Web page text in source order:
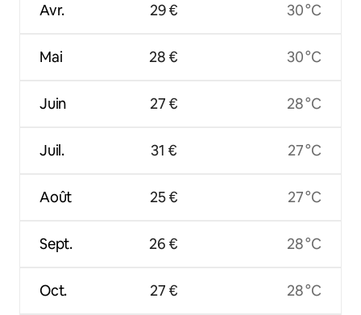
Avr.
Mai
Juin
Juil.
Août
Sept.
Oct.
29 €
28 €
27 €
31 €
25 €
26 €
27 €
30 °C
30 °C
28 °C
27 °C
27 °C
28 °C
28 °C